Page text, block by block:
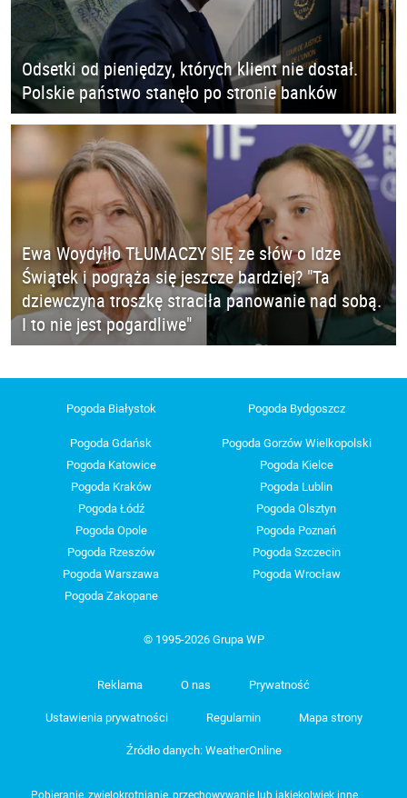
Odsetki od pieniędzy, których klient nie dostał.
Polskie państwo stanęło po stronie banków
Ewa Woydyłło TŁUMACZY SIĘ ze słów o Idze
Świątek i pogrąża się jeszcze bardziej? "Ta
dziewczyna troszkę straciła panowanie nad sobą.
I to nie jest pogardliwe"
Pogoda Białystok Pogoda Bydgoszcz
Pogoda Gdańsk
Pogoda Gorzów Wielkopolski
Pogoda Katowice
Pogoda Kielce
Pogoda Kraków
Pogoda Lublin
Pogoda Łódź
Pogoda Olsztyn
Pogoda Opole
Pogoda Poznań
Pogoda Rzeszów
Pogoda Szczecin
Pogoda Warszawa
Pogoda Wrocław
Pogoda Zakopane
© 1995-2026 Grupa WP
Reklama O nas Prywatność
Ustawienia prywatności Regulamin Mapa strony
Źródło danych: WeatherOnline
Pobieranie, zwielokrotnianie, przechowywanie lub jakiekolwiek inne